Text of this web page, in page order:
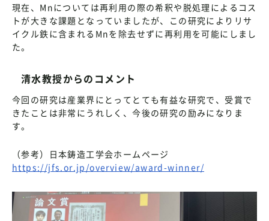
現在、Mnについては再利用の際の希釈や脱処理によるコス
トが大きな課題となっていましたが、この研究によりリサ
イクル鉄に含まれるMnを除去せずに再利用を可能にしまし
た。
清水教授からのコメント
今回の研究は産業界にとってとても有益な研究で、受賞で
きたことは非常にうれしく、今後の研究の励みになりま
す。
（参考）日本鋳造工学会ホームページ
https://jfs.or.jp/overview/award-winner/